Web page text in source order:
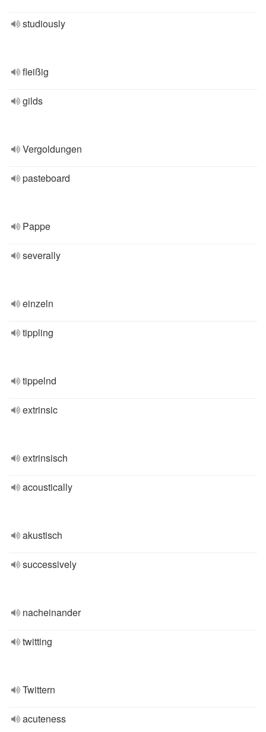
studiously
fleißig
gilds
Vergoldungen
pasteboard
Pappe
severally
einzeln
tippling
tippelnd
extrinsic
extrinsisch
acoustically
akustisch
successively
nacheinander
twitting
Twittern
acuteness